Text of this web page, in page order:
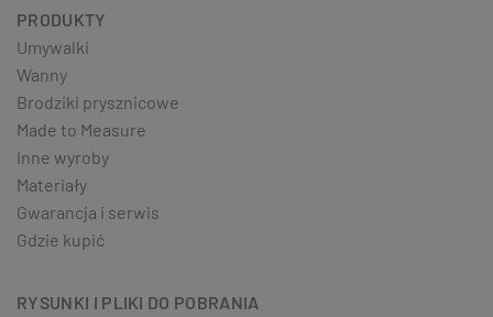
PRODUKTY
Umywalki
Wanny
Brodziki prysznicowe
Made to Measure
Inne wyroby
Materiały
Gwarancja i serwis
Gdzie kupić
RYSUNKI I PLIKI DO POBRANIA